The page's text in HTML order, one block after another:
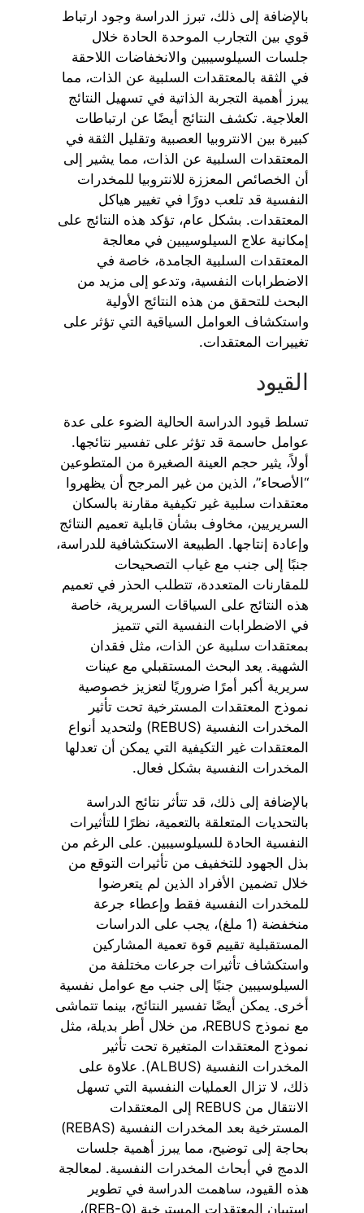
بالإضافة إلى ذلك، تبرز الدراسة وجود ارتباط
قوي بين التجارب الموحدة الحادة خلال
جلسات السيلوسيبين والانخفاضات اللاحقة
في الثقة بالمعتقدات السلبية عن الذات، مما
يبرز أهمية التجربة الذاتية في تسهيل النتائج
العلاجية. تكشف النتائج أيضًا عن ارتباطات
كبيرة بين الانتروبيا العصبية وتقليل الثقة في
المعتقدات السلبية عن الذات، مما يشير إلى
أن الخصائص المعززة للانتروبيا للمخدرات
النفسية قد تلعب دورًا في تغيير هياكل
المعتقدات. بشكل عام، تؤكد هذه النتائج على
إمكانية علاج السيلوسيبين في معالجة
المعتقدات السلبية الجامدة، خاصة في
الاضطرابات النفسية، وتدعو إلى مزيد من
البحث للتحقق من هذه النتائج الأولية
واستكشاف العوامل السياقية التي تؤثر على
تغييرات المعتقدات.
القيود
تسلط قيود الدراسة الحالية الضوء على عدة
عوامل حاسمة قد تؤثر على تفسير نتائجها.
أولاً، يثير حجم العينة الصغيرة من المتطوعين
“الأصحاء”، الذين من غير المرجح أن يظهروا
معتقدات سلبية غير تكيفية مقارنة بالسكان
السريريين، مخاوف بشأن قابلية تعميم النتائج
وإعادة إنتاجها. الطبيعة الاستكشافية للدراسة،
جنبًا إلى جنب مع غياب التصحيحات
للمقارنات المتعددة، تتطلب الحذر في تعميم
هذه النتائج على السياقات السريرية، خاصة
في الاضطرابات النفسية التي تتميز
بمعتقدات سلبية عن الذات، مثل فقدان
الشهية. يعد البحث المستقبلي مع عينات
سريرية أكبر أمرًا ضروريًا لتعزيز خصوصية
نموذج المعتقدات المسترخية تحت تأثير
المخدرات النفسية (REBUS) ولتحديد أنواع
المعتقدات غير التكيفية التي يمكن أن تعدلها
المخدرات النفسية بشكل فعال.
بالإضافة إلى ذلك، قد تتأثر نتائج الدراسة
بالتحديات المتعلقة بالتعمية، نظرًا للتأثيرات
النفسية الحادة للسيلوسيبين. على الرغم من
بذل الجهود للتخفيف من تأثيرات التوقع من
خلال تضمين الأفراد الذين لم يتعرضوا
للمخدرات النفسية فقط وإعطاء جرعة
منخفضة (1 ملغ)، يجب على الدراسات
المستقبلية تقييم قوة تعمية المشاركين
واستكشاف تأثيرات جرعات مختلفة من
السيلوسيبين جنبًا إلى جنب مع عوامل نفسية
أخرى. يمكن أيضًا تفسير النتائج، بينما تتماشى
مع نموذج REBUS، من خلال أطر بديلة، مثل
نموذج المعتقدات المتغيرة تحت تأثير
المخدرات النفسية (ALBUS). علاوة على
ذلك، لا تزال العمليات النفسية التي تسهل
الانتقال من REBUS إلى المعتقدات
المسترخية بعد المخدرات النفسية (REBAS)
بحاجة إلى توضيح، مما يبرز أهمية جلسات
الدمج في أبحاث المخدرات النفسية. لمعالجة
هذه القيود، ساهمت الدراسة في تطوير
استبيان المعتقدات المسترخية (REB-Q)،